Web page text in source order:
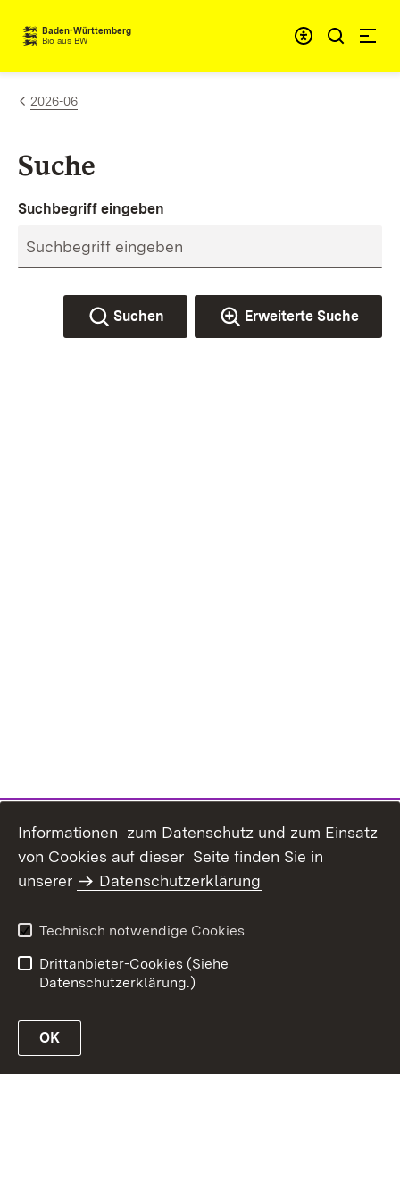
Zum Inhalt springen
Baden-Württemberg
Bio aus BW
2026-06
Suche
Suchbegriff eingeben
Suchen Erweiterte Suche
Link zur Website des MLR Baden-Württemberg
Barrierefreiheit
Informationen zum Datenschutz und zum Einsatz
von Cookies auf dieser Seite finden Sie in
unserer
Datenschutzerklärung
Technisch notwendige Cookies
Drittanbieter-Cookies (Siehe
Datenschutzerklärung.)
OK